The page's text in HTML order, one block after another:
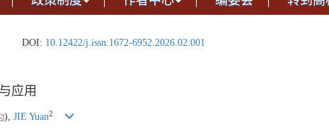
DOI: 10.12422/j.issn.1672-6952.2026.02.001
应用
), JIE Yuan2